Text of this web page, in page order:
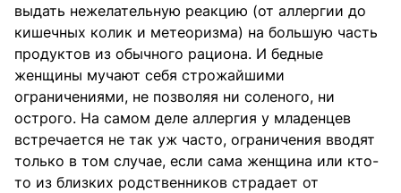
выдать нежелательную реакцию (от аллергии до
кишечных колик и метеоризма) на большую часть
продуктов из обычного рациона. И бедные
женщины мучают себя строжайшими
ограничениями, не позволяя ни соленого, ни
острого. На самом деле аллергия у младенцев
встречается не так уж часто, ограничения вводят
только в том случае, если сама женщина или кто-
то из близких родственников страдает от